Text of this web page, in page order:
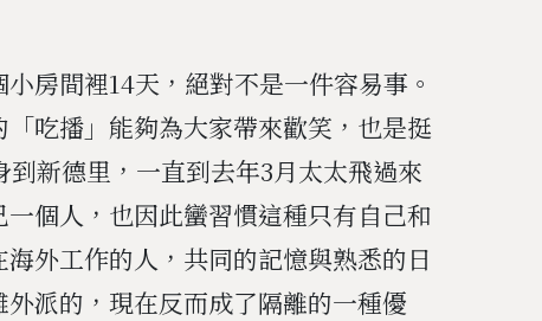
房間裡14天，絕對不是一件容易事。
吃播」能夠為大家帶來歡笑，也是挺
新德里，一直到去年3月太太飛過來
個人，也因此蠻習慣這種只有自己和
外工作的人，共同的記憶與熟悉的日
派的，現在反而成了隔離的一種優